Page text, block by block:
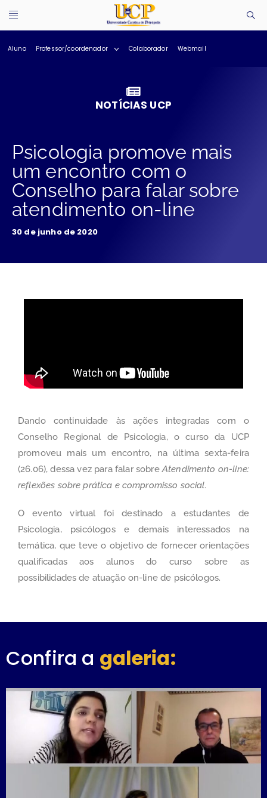
Aluno Professor/coordenador Colaborador Webmail
NOTÍCIAS UCP
Psicologia promove mais
um encontro com o
Conselho para falar sobre
atendimento on-line
30 de junho de 2020
Dando continuidade às ações integradas com o
Conselho Regional de Psicologia, o curso da UCP
promoveu mais um encontro, na última sexta-feira
(26.06), dessa vez para falar sobre Atendimento on-line:
reflexões sobre prática e compromisso social.
O evento virtual foi destinado a estudantes de
Psicologia, psicólogos e demais interessados na
temática, que teve o objetivo de fornecer orientações
qualificadas aos alunos do curso sobre as
possibilidades de atuação on-line de psicólogos.
Confira a galeria: